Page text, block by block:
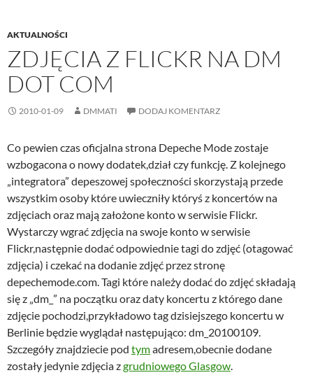
AKTUALNOŚCI
ZDJĘCIA Z FLICKR NA DM
DOT COM
2010-01-09 DMMATI DODAJ KOMENTARZ
Co pewien czas oficjalna strona Depeche Mode zostaje
wzbogacona o nowy dodatek,dział czy funkcję. Z kolejnego
„integratora” depeszowej społeczności skorzystają przede
wszystkim osoby które uwieczniły któryś z koncertów na
zdjęciach oraz mają założone konto w serwisie Flickr.
Wystarczy wgrać zdjęcia na swoje konto w serwisie
Flickr,następnie dodać odpowiednie tagi do zdjęć (otagować
zdjęcia) i czekać na dodanie zdjęć przez stronę
depechemode.com. Tagi które należy dodać do zdjęć składają
się z „dm_” na początku oraz daty koncertu z którego dane
zdjęcie pochodzi,przykładowo tag dzisiejszego koncertu w
Berlinie będzie wyglądał następująco: dm_20100109.
Szczegóły znajdziecie pod tymadresem,obecnie dodane
zostały jedynie zdjęcia zgrudniowego Glasgow.